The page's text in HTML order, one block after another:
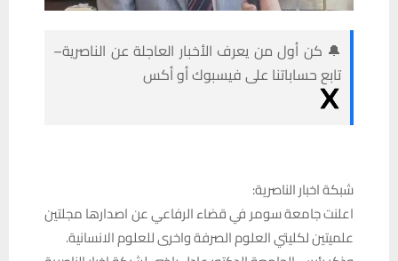
🔔 كن أول من يعرف الأخبار العاجلة عن الناصرية–
تابع حساباتنا على فيسبوك أو أكس
شبكة اخبار الناصرية:
اعلنت جامعة سومر في قضاء الرفاعي عن اصدارها مجلتين
علميتين لكليتي العلوم الصرفة واخرى للعلوم الانسانية.